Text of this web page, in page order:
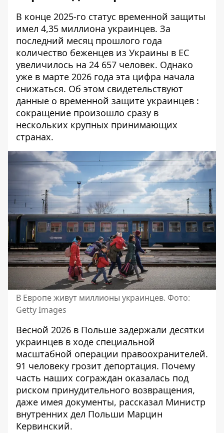
В конце 2025-го статус временной защиты
имел 4,35 миллиона украинцев. За
последний месяц прошлого года
количество беженцев из Украины в ЕС
увеличилось на 24 657 человек. Однако
уже в марте 2026 года эта цифра начала
снижаться. Об этом свидетельствуют
данные о временной защите украинцев :
сокращение произошло сразу в
нескольких крупных принимающих
странах.
В Европе живут миллионы украинцев. Фото:
Getty Images
Весной 2026 в Польше задержали десятки
украинцев в ходе специальной
масштабной операции правоохранителей.
91 человеку грозит депортация. Почему
часть наших сограждан оказалась под
риском принудительного возвращения,
даже имея документы, рассказал Министр
внутренних дел Польши Марцин
Кервинский.